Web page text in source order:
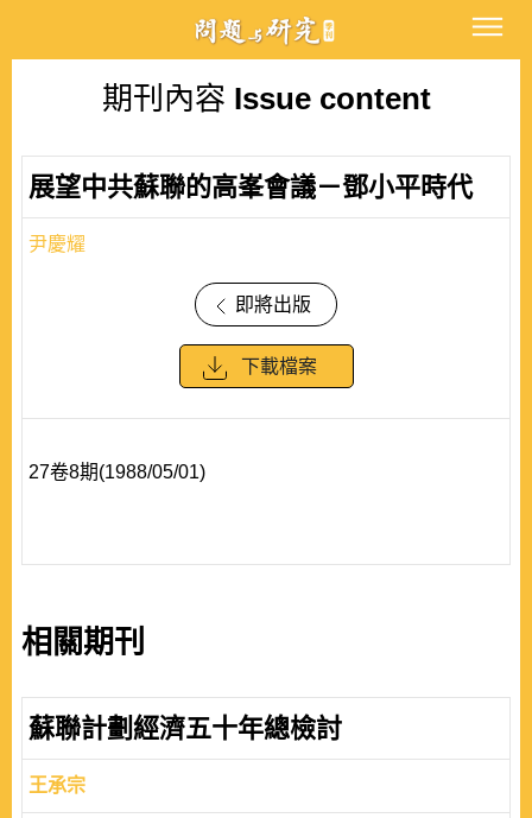
期刊內容 Issue content
展望中共蘇聯的高峯會議－鄧小平時代
尹慶耀
即將出版
下載檔案
27卷8期(1988/05/01)
相關期刊
蘇聯計劃經濟五十年總檢討
王承宗